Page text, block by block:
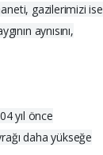
gazilerimizi ise
aynısını,
yıl önce
daha yükseğe